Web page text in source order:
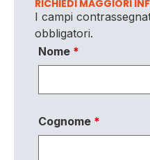
RICHIEDI MAGGIORI
I campi
obbligatori.
Nome *
Cognome *